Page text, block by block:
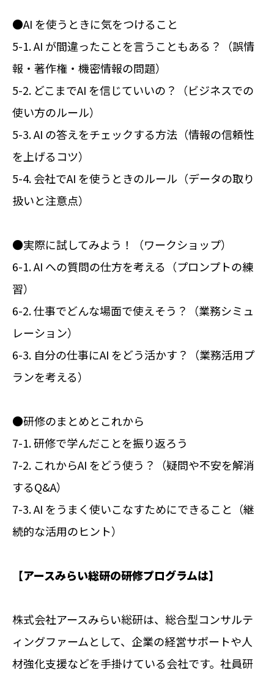
●AI を使うときに気をつけること
5-1. AI が間違ったことを言うこともある？（誤情
報・著作権・機密情報の問題）
5-2. どこまでAI を信じていいの？（ビジネスでの
使い方のルール）
5-3. AI の答えをチェックする方法（情報の信頼性
を上げるコツ）
5-4. 会社でAI を使うときのルール（データの取り
扱いと注意点）
●実際に試してみよう！（ワークショップ）
6-1. AI への質問の仕方を考える（プロンプトの練
習）
6-2. 仕事でどんな場面で使えそう？（業務シミュ
レーション）
6-3. 自分の仕事にAI をどう活かす？（業務活用プ
ランを考える）
●研修のまとめとこれから
7-1. 研修で学んだことを振り返ろう
7-2. これからAI をどう使う？（疑問や不安を解消
するQ&A）
7-3. AI をうまく使いこなすためにできること（継
続的な活用のヒント）
【アースみらい総研の研修プログラムは】
株式会社アースみらい総研は、総合型コンサルテ
ィングファームとして、企業の経営サポートや人
材強化支援などを手掛けている会社です。社員研